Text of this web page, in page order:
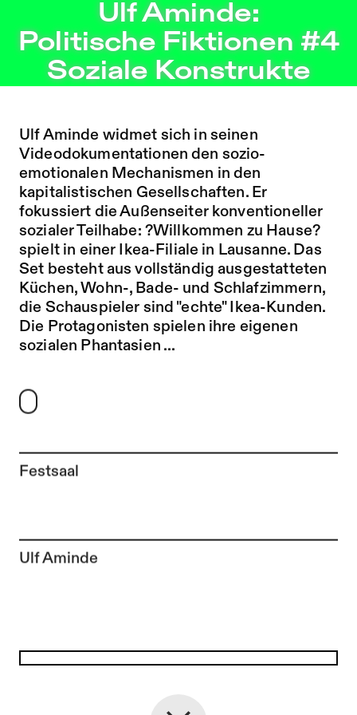
Zu Programm springen
Zu Aktuelles springen
Zu Seiten springen
Ulf Aminde: Politische Fiktionen #4 Soziale Konstrukte
Ulf Aminde:
Politische Fiktionen #4
Soziale Konstrukte
Festsaal
Zur Künstler*in-Seite von
Ulf Aminde
Ulf Aminde widmet sich in seinen
Videodokumentationen den sozio-
emotionalen Mechanismen in den
kapitalistischen Gesellschaften. Er
fokussiert die Außenseiter konventioneller
sozialer Teilhabe: ?Willkommen zu Hause?
spielt in einer Ikea-Filiale in Lausanne. Das
Set besteht aus vollständig ausgestatteten
Küchen, Wohn-, Bade- und Schlafzimmern,
die Schauspieler sind "echte" Ikea-Kunden.
Die Protagonisten spielen ihre eigenen
sozialen Phantasien ...